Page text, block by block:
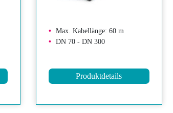
Max. Kabellänge: 60 m
DN 70 - DN 300
Produktdetails